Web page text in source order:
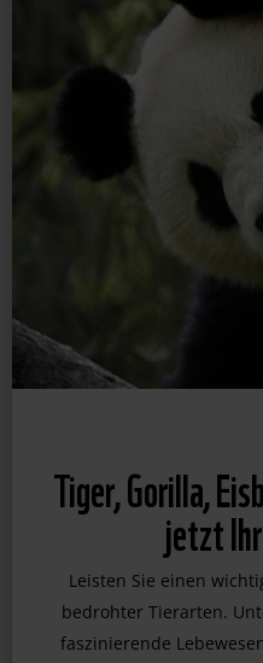
Tiger, Gorilla,
jetzt
Leisten Sie einen
bedrohter Tierarten.